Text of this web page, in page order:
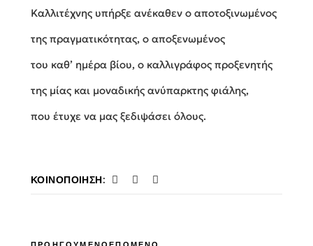
Καλλιτέχνης υπήρξε ανέκαθεν ο αποτοξινωμένος
της πραγματικότητας, ο αποξενωμένος
του καθ’ ημέρα βίου, ο καλλιγράφος προξενητής
της μίας και μοναδικής ανύπαρκτης φιάλης,
που έτυχε να μας ξεδιψάσει όλους.
ΚΟΙΝΟΠΟΊΗΣΗ: